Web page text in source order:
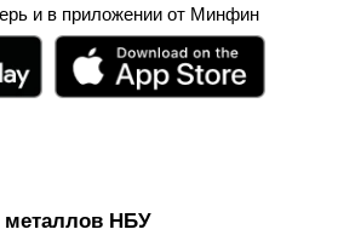
и в приложении от Минфин
металлов НБУ